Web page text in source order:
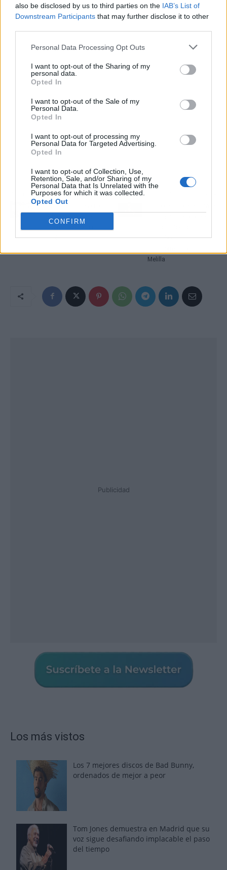
also be disclosed by us to third parties on the IAB’s List of
Downstream Participants that may further disclose it to other
Personal Data Processing Opt Outs
I want to opt-out of the Sharing of my
personal data.
Opted In
I want to opt-out of the Sale of my
Personal Data.
Opted In
I want to opt-out of processing my
Personal Data for Targeted Advertising.
Opted In
I want to opt-out of Collection, Use,
Retention, Sale, and/or Sharing of my
Personal Data that Is Unrelated with the
Purposes for which it was collected.
Opted Out
CONFIRM
Artículo anterior
El 82% de adultos cree
a adolescentes
para abordar la
Melilla
Publicidad
Los más vistos
Los 7 mejores discos de Bad Bunny,
ordenados de mejor a peor
Tom Jones demuestra en Madrid que su
voz sigue desafiando implacable el paso
del tiempo